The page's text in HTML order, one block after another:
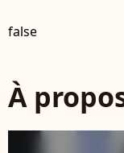
false
À